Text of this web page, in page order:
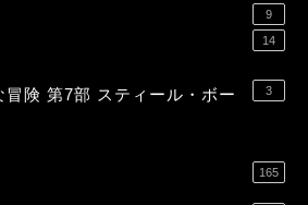
9
14
冒険 第7部 スティール・ボー
3
165